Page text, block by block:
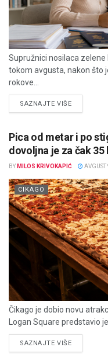
Supružnici nosilaca zelene
tokom avgusta, nakon što
rokove...
SAZNAJTE VIŠEDETAILS
Pica od metar i po
dovoljna je za čak 35
BY MILOS KRIVOKAPIĆ
CIKAGO
Čikago je dobio novu
Logan Square predstavio
SAZNAJTE VIŠEDETAILS